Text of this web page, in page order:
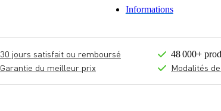
Informations
30 jours satisfait ou remboursé
Garantie du meilleur prix
48 000+
Modalités